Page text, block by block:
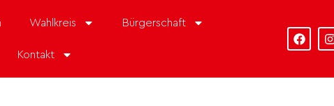
Wahlkreis Bürgerschaft
Kontakt